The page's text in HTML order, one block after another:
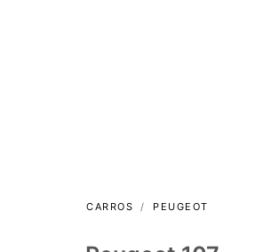
CARROS PEUGEOT